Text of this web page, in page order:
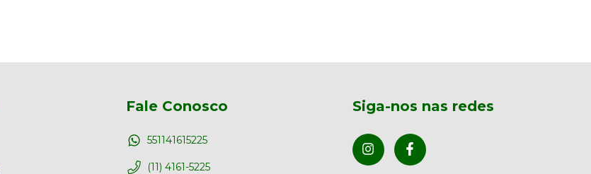
Fale Conosco
551141615225
(11) 4161-5225
Siga-nos nas redes